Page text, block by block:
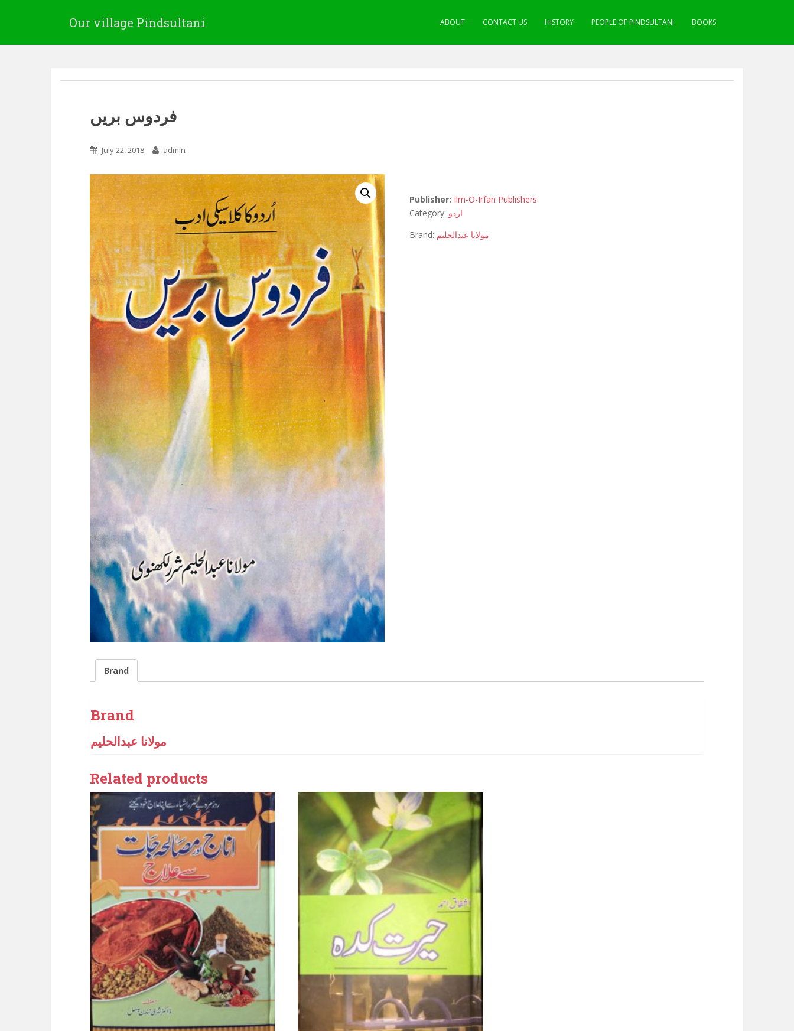
Our village Pindsultani ABOUT CONTACT US HISTORY PEOPLE OF PINDSULTANI BOOKS
فردوس بریں
July 22, 2018 admin
Publisher: Ilm-O-Irfan Publishers
Category: اردو
Brand: مولانا عبدالحلیم
Brand
Brand
مولانا عبدالحلیم
Related products